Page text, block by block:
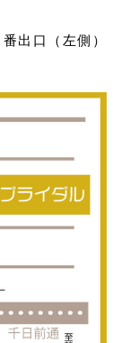
出口（左側）